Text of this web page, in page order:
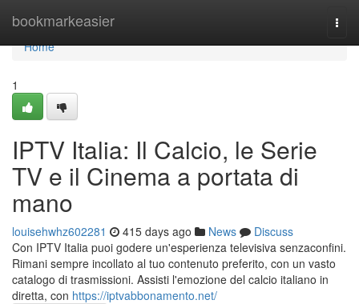
bookmarkeasier
Home
Home
1
IPTV Italia: Il Calcio, le Serie
TV e il Cinema a portata di
mano
louisehwhz602281 415 days ago News
Discuss
Con IPTV Italia puoi godere un'esperienza televisiva senzaconfini.
Rimani sempre incollato al tuo contenuto preferito, con un vasto
catalogo di trasmissioni. Assisti l'emozione del calcio italiano in
diretta, con https://iptvabbonamento.net/